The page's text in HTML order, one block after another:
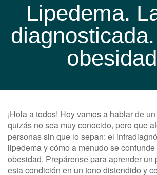
Lipedema.
¡Hola a todos! Hoy vamos a hablar de
quizás no sea muy conocido, pero que
personas sin que lo sepan: el
lipedema y cómo a menudo se
obesidad. Prepárense para aprender un
esta condición en un tono distendido y